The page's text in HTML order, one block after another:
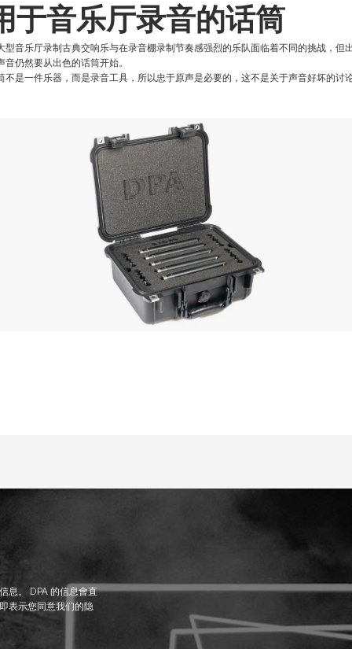
于音乐厅录音的话筒
型音乐厅录制古典交响乐与在录音棚录制节奏感强烈的乐队面临着不同的挑战，但
音仍然要从出色的话筒开始。
不是一件乐器，而是录音工具，所以忠于原声是必要的，这不是关于声音好坏的讨
息。 DPA 的信息會直
表示您同意我们的隐